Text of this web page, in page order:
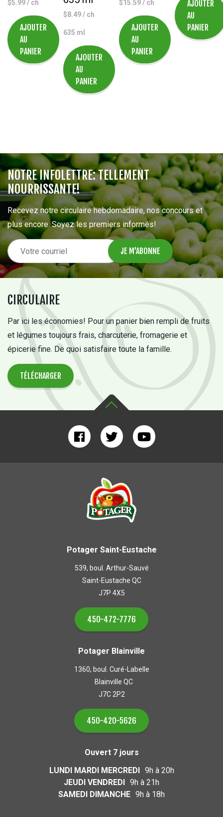
$5.99/ ch
AJOUTER
AU
PANIER
$8.49/ ch
635 ml
AJOUTER
AU
PANIER
$15.59/ ch
AJOUTER
AU
PANIER
AJOUTER
AU
PANIER
CIRCULAIRE
Par ici les économies! Pour un panier bien rempli de fruits
et légumes toujours frais, charcuterie, fromagerie et
épicerie fine. De quoi satisfaire toute la famille.
TÉLÉCHARGER
NOTRE INFOLETTRE: TELLEMENT
NOURRISSANTE!
Recevez notre circulaire hebdomadaire, nos concours et
plus encore. Soyez les premiers informés!
Potager Saint-Eustache
539, boul. Arthur-Sauvé
Saint-Eustache QC
J7P 4X5
450-472-7776
Potager Blainville
1360, boul. Curé-Labelle
Blainville QC
J7C 2P2
450-420-5626
Ouvert 7 jours
LUNDI MARDI MERCREDI 9h à 20h
JEUDI VENDREDI 9h à 21h
SAMEDI DIMANCHE 9h à 18h